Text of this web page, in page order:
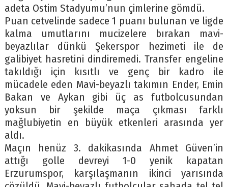
adeta Ostim Stadyumu’nun çimlerine gömdü.
Puan cetvelinde sadece 1 puanı bulunan ve ligde
kalma umutlarını mucizelere bırakan mavi-
beyazlılar dünkü Şekerspor hezimeti ile de
galibiyet hasretini dindiremedi. Transfer engeline
takıldığı için kısıtlı ve genç bir kadro ile
mücadele eden Mavi-beyazlı takımın Ender, Emin
Bakan ve Aykan gibi üç as futbolcusundan
yoksun bir şekilde maça çıkması farklı
mağlubiyetin en büyük etkenleri arasında yer
aldı.
Maçın henüz 3. dakikasında Ahmet Güven’in
attığı golle devreyi 1-0 yenik kapatan
Erzurumspor, karşılaşmanın ikinci yarısında